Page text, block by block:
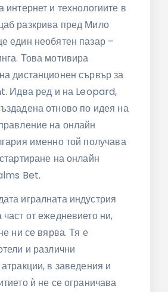
интернет и технологиите в
разкрива пред Мило
един необятен пазар –
Това мотивира
дистанционен сървър за
Идва ред и на Leopard,
отново по идея на
на онлайн
именно той получава
на онлайн
Bet.
игралната индустрия
от ежедневието ни,
ни се вярва. Тя е
и различни
в заведения и
ѝ не се ограничава